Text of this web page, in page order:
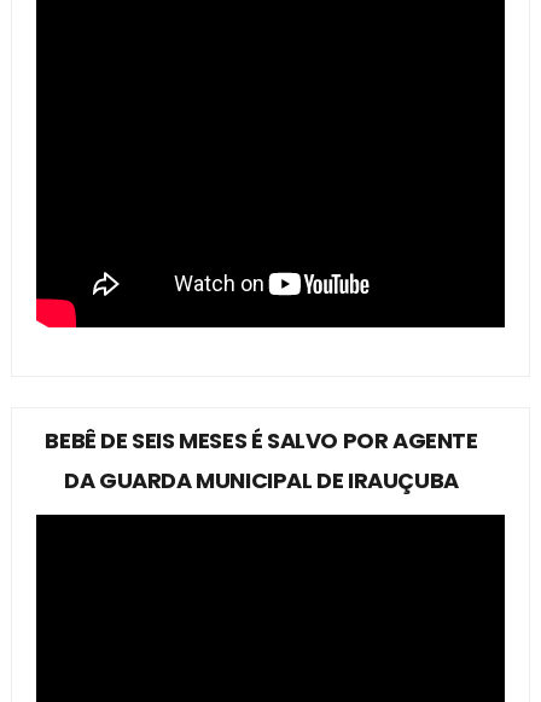
BEBÊ DE SEIS MESES É SALVO POR AGENTE
DA GUARDA MUNICIPAL DE IRAUÇUBA